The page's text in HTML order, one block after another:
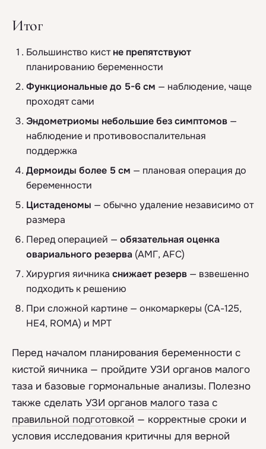
Итог
Большинство кистне препятствуют
планированию беременности
Функциональные до 5-6 см — наблюдение, чаще
проходят сами
Эндометриомы небольшие без симптомов —
наблюдение и противовоспалительная
поддержка
Дермоиды более 5 см — плановая операция до
беременности
Цистаденомы — обычно удаление независимо от
размера
Перед операцией — обязательная оценка
овариального резерва (АМГ, AFC)
Хирургия яичника снижает резерв — взвешенно
подходить к решению
При сложной картине — онкомаркеры (СА-125,
HE4, ROMA) и МРТ
Перед началом планирования беременности с
кистой яичника — пройдите УЗИ органов малого
таза и базовые гормональные анализы. Полезно
также сделать УЗИ органов малого таза с
правильной подготовкой — корректные сроки и
условия исследования критичны для верной